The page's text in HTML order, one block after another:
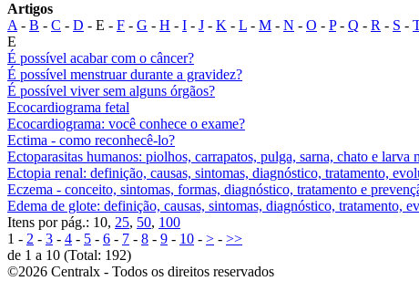
Artigos
A - B - C - D - E - F - G - H - I - J - K - L - M - N - O - P- Q - R - S -
E
É possível acabar com o câncer?
É possível menstruar durante a gravidez?
É possível viver sem alguns órgãos?
Ecocardiograma fetal
Ecocardiograma: você conhece o exame?
Ectima - como reconhecê-lo?
Ectoparasitas humanos: piolhos, carrapatos, pulga, sarna, chato e larva
Ectopia renal: definição, causas, sintomas, diagnóstico, tratamento,
Eczema - conceito, sintomas, formas, diagnóstico, tratamento e
Edema de glote: definição, causas, sintomas, diagnóstico, tratamento,
Itens por pág.: 10, 25, 50, 100
1 - 2 - 3 - 4 - 5 - 6 - 7 - 8 - 9 - 10 - > - >>
de 1 a 10 (Total: 192)
©2026 Centralx - Todos os direitos reservados